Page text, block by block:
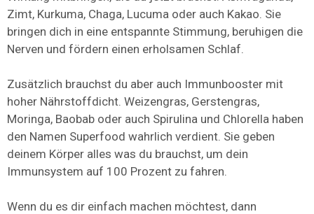
Zimt, Kurkuma, Chaga, Lucuma oder auch Kakao. Sie
bringen dich in eine entspannte Stimmung, beruhigen die
Nerven und fördern einen erholsamen Schlaf.
Zusätzlich brauchst du aber auch Immunbooster mit
hoher Nährstoffdicht. Weizengras, Gerstengras,
Moringa, Baobab oder auch Spirulina und Chlorella haben
den Namen Superfood wahrlich verdient. Sie geben
deinem Körper alles was du brauchst, um dein
Immunsystem auf 100 Prozent zu fahren.
Wenn du es dir einfach machen möchtest, dann